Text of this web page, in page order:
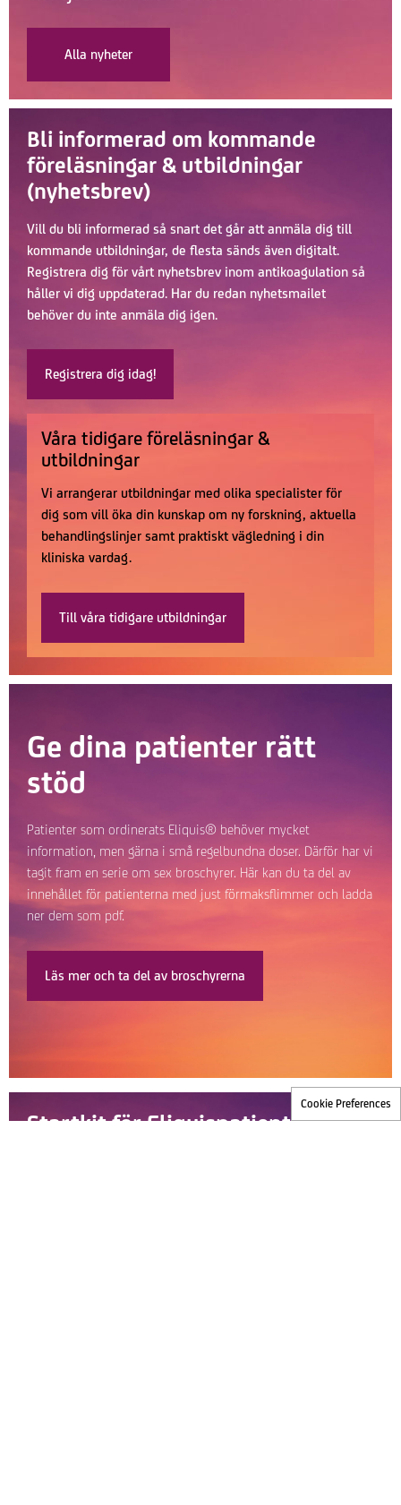
Alla nyheter
Bli informerad om kommande
föreläsningar & utbildningar
(nyhetsbrev)
Vill du bli informerad så snart det går att anmäla dig till
kommande utbildningar, de flesta sänds även digitalt.
Registrera dig för vårt nyhetsbrev inom antikoagulation så
håller vi dig uppdaterad. Har du redan nyhetsmailet
behöver du inte anmäla dig igen.
Registrera dig idag!
Våra tidigare föreläsningar &
utbildningar
Vi arrangerar utbildningar med olika specialister för
dig som vill öka din kunskap om ny forskning, aktuella
behandlingslinjer samt praktiskt vägledning i din
kliniska vardag.
Till våra tidigare utbildningar
Ge dina patienter rätt
stöd
Patienter som ordinerats Eliquis® behöver mycket
information, men gärna i små regelbundna doser. Därför har vi
tagit fram en serie om sex broschyrer. Här kan du ta del av
innehållet för patienterna med just förmaksflimmer och ladda
ner dem som pdf.
Läs mer och ta del av broschyrerna
Startkit för Eliquispatienter
Cookie Preferences